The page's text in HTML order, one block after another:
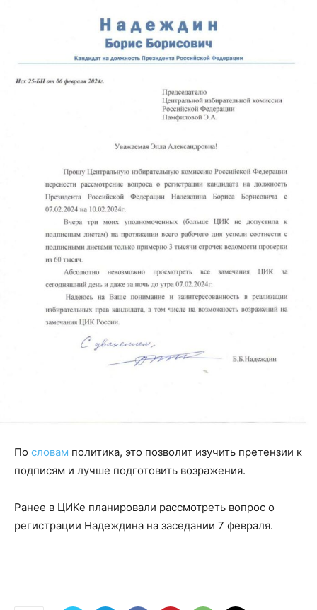
По словам политика, это позволит изучить претензии к
подписям и лучше подготовить возражения.
Ранее в ЦИКе планировали рассмотреть вопрос о
регистрации Надеждина на заседании 7 февраля.